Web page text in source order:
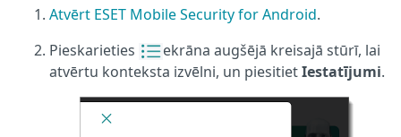
Atvērt ESET Mobile Security for Android.
Pieskarieties
ekrāna augšējā kreisajā stūrī, lai
atvērtu konteksta izvēlni, un piesitietIestatījumi.